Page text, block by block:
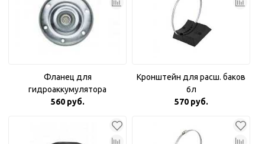
Фланец для
гидроаккумулятора
оцинкованный Аквабрайт 1"
560 руб.
Кронштейн для расш. баков
6л
570 руб.